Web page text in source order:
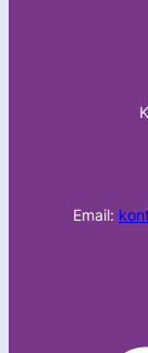
Email: